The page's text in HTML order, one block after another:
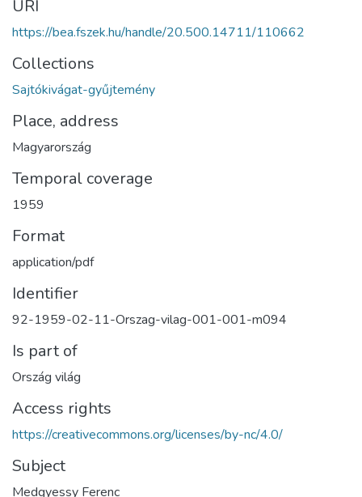
URI
https://bea.fszek.hu/handle/20.500.14711/110662
Collections
Sajtókivágat-gyűjtemény
Place, address
Magyarország
Temporal coverage
1959
Format
application/pdf
Identifier
92-1959-02-11-Orszag-vilag-001-001-m094
Is part of
Ország világ
Access rights
https://creativecommons.org/licenses/by-nc/4.0/
Subject
Medgyessy Ferenc